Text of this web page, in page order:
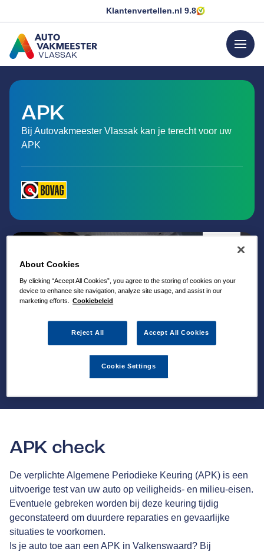
Klantenvertellen.nl 9.8
VLASSAK
GA NAAR DE HOMEPAGINA
menu
APK
Bij Autovakmeester Vlassak kan je terecht voor uw
APK
APK check
De verplichte Algemene Periodieke Keuring (APK) is een
uitvoerige test van uw auto op veiligheids- en milieu-eisen.
Eventuele gebreken worden bij deze keuring tijdig
geconstateerd om duurdere reparaties en gevaarlijke
situaties te voorkomen.
Is je auto toe aan een APK in Valkenswaard? Bij
About Cookies
By clicking “Accept All Cookies”, you agree to the storing of cookies on your
device to enhance site navigation, analyze site usage, and assist in our
marketing efforts. Cookiebeleid
Reject All Accept All Cookies
Cookie Settings